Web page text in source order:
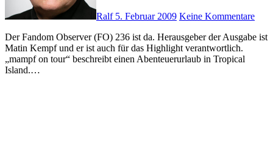
Ralf 5. Februar 2009 Keine Kommentare
Der Fandom Observer (FO) 236 ist da. Herausgeber der Ausgabe ist
Matin Kempf und er ist auch für das Highlight verantwortlich.
„mampf on tour“ beschreibt einen Abenteuerurlaub in Tropical
Island.…